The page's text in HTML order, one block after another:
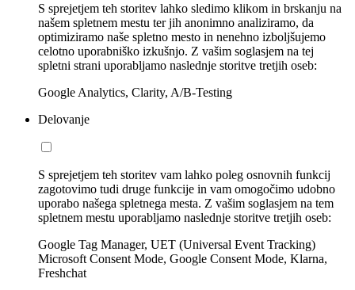
S sprejetjem teh storitev lahko sledimo klikom in brskanju na
našem spletnem mestu ter jih anonimno analiziramo, da
optimiziramo naše spletno mesto in nenehno izboljšujemo
celotno uporabniško izkušnjo. Z vašim soglasjem na tej
spletni strani uporabljamo naslednje storitve tretjih oseb:
Google Analytics, Clarity, A/B-Testing
Delovanje
S sprejetjem teh storitev vam lahko poleg osnovnih funkcij
zagotovimo tudi druge funkcije in vam omogočimo udobno
uporabo našega spletnega mesta. Z vašim soglasjem na tem
spletnem mestu uporabljamo naslednje storitve tretjih oseb:
Google Tag Manager, UET (Universal Event Tracking)
Microsoft Consent Mode, Google Consent Mode, Klarna,
Freshchat